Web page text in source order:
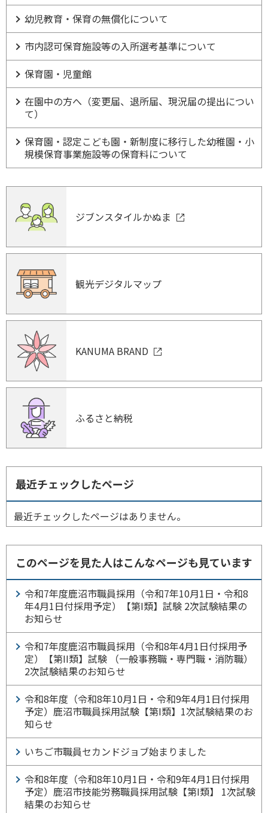
幼児教育・保育の無償化について
市内認可保育施設等の入所選考基準について
保育園・児童館
在園中の方へ（変更届、退所届、現況届の提出につい
て）
保育園・認定こども園・新制度に移行した幼稚園・小
規模保育事業施設等の保育料について
ジブンスタイルかぬま
観光デジタルマップ
KANUMA BRAND
ふるさと納税
最近チェックしたページ
最近チェックしたページはありません。
このページを見た人はこんなページも見ています
令和7年度鹿沼市職員採用（令和7年10月1日・令和8
年4月1日付採用予定）【第I類】試験 2次試験結果の
お知らせ
令和7年度鹿沼市職員採用（令和8年4月1日付採用予
定）【第II類】試験 （一般事務職・専門職・消防職）
2次試験結果のお知らせ
令和8年度（令和8年10月1日・令和9年4月1日付採用
予定）鹿沼市職員採用試験【第I類】1次試験結果のお
知らせ
いちご市職員セカンドジョブ始まりました
令和8年度（令和8年10月1日・令和9年4月1日付採用
予定）鹿沼市技能労務職員採用試験【第I類】 1次試験
結果のお知らせ